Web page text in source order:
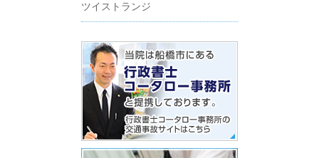
ツイストランジ